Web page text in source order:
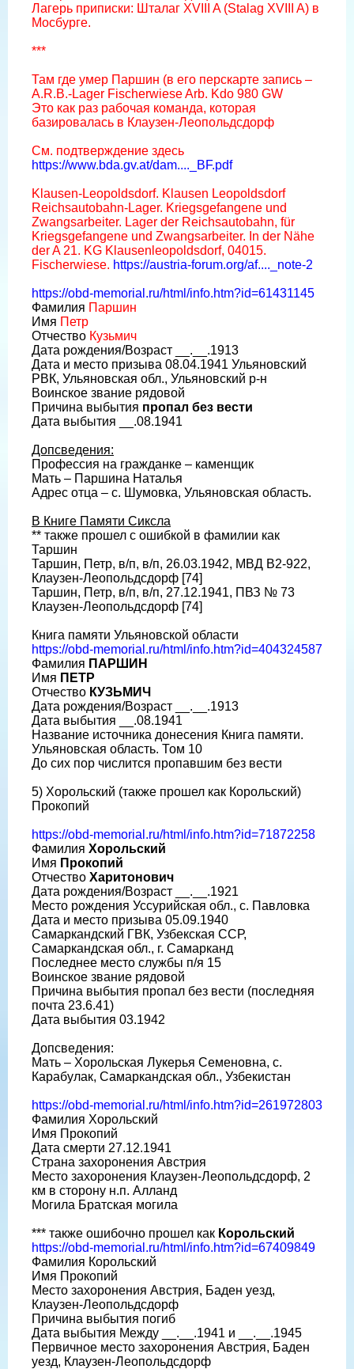
Лагерь приписки: Шталаг XVIII A (Stalag XVIII A) в
Мосбурге.
***
Там где умер Паршин (в его перскарте запись –
A.R.B.-Lager Fischerwiese Arb. Kdo 980 GW
Это как раз рабочая команда, которая
базировалась в Клаузен-Леопольдсдорф
См. подтверждение здесь
https://www.bda.gv.at/dam...._BF.pdf
Klausen-Leopoldsdorf. Klausen Leopoldsdorf
Reichsautobahn-Lager. Kriegsgefangene und
Zwangsarbeiter. Lager der Reichsautobahn, für
Kriegsgefangene und Zwangsarbeiter. In der Nähe
der A 21. KG Klausenleopoldsdorf, 04015.
Fischerwiese. https://austria-forum.org/af...._note-2
https://obd-memorial.ru/html/info.htm?id=61431145
Фамилия Паршин
Имя Петр
Отчество Кузьмич
Дата рождения/Возраст __.__.1913
Дата и место призыва 08.04.1941 Ульяновский
РВК, Ульяновская обл., Ульяновский р-н
Воинское звание рядовой
Причина выбытия пропал без вести
Дата выбытия __.08.1941
Допсведения:
Профессия на гражданке – каменщик
Мать – Паршина Наталья
Адрес отца – с. Шумовка, Ульяновская область.
В Книге Памяти Сиксла
** также прошел с ошибкой в фамилии как
Таршин
Таршин, Петр, в/п, в/п, 26.03.1942, МВД B2-922,
Клаузен-Леопольдсдорф [74]
Таршин, Петр, в/п, в/п, 27.12.1941, ПВЗ № 73
Клаузен-Леопольдсдорф [74]
Книга памяти Ульяновской области
https://obd-memorial.ru/html/info.htm?id=404324587
Фамилия ПАРШИН
Имя ПЕТР
Отчество КУЗЬМИЧ
Дата рождения/Возраст __.__.1913
Дата выбытия __.08.1941
Название источника донесения Книга памяти.
Ульяновская область. Том 10
До сих пор числится пропавшим без вести
5) Хорольский (также прошел как Корольский)
Прокопий
https://obd-memorial.ru/html/info.htm?id=71872258
Фамилия Хорольский
Имя Прокопий
Отчество Харитонович
Дата рождения/Возраст __.__.1921
Место рождения Уссурийская обл., с. Павловка
Дата и место призыва 05.09.1940
Самаркандский ГВК, Узбекская ССР,
Самаркандская обл., г. Самарканд
Последнее место службы п/я 15
Воинское звание рядовой
Причина выбытия пропал без вести (последняя
почта 23.6.41)
Дата выбытия 03.1942
Допсведения:
Мать – Хорольская Лукерья Семеновна, с.
Карабулак, Самаркандская обл., Узбекистан
https://obd-memorial.ru/html/info.htm?id=261972803
Фамилия Хорольский
Имя Прокопий
Дата смерти 27.12.1941
Страна захоронения Австрия
Место захоронения Клаузен-Леопольдсдорф, 2
км в сторону н.п. Алланд
Могила Братская могила
*** также ошибочно прошел как Корольский
https://obd-memorial.ru/html/info.htm?id=67409849
Фамилия Корольский
Имя Прокопий
Место захоронения Австрия, Баден уезд,
Клаузен-Леопольдсдорф
Причина выбытия погиб
Дата выбытия Между __.__.1941 и __.__.1945
Первичное место захоронения Австрия, Баден
уезд, Клаузен-Леопольдсдорф